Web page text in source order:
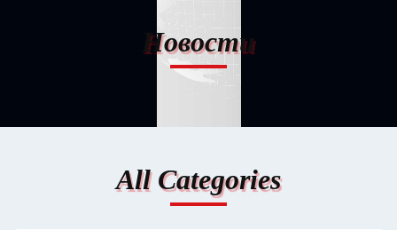
Новости
All Categories